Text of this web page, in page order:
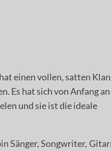
einen vollen, satten
Es hat sich von Anfang an
und sie ist die ideale
Sänger, Songwriter,